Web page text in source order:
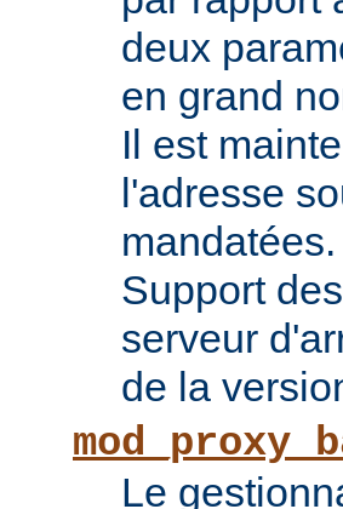
deux
en grand
Il est
l'adresse
mandatées.
Support
serveur
de la
Le